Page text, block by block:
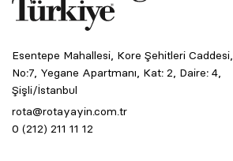
Esentepe Mahallesi, Kore Şehitleri Caddesi,
No:7, Yegane Apartmanı, Kat: 2, Daire: 4,
Şişli/İstanbul
rota@rotayayin.com.tr
0 (212) 211 11 12